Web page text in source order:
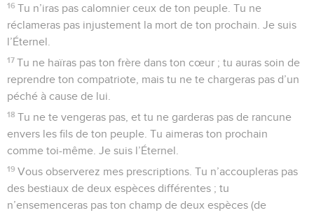
16 Tu n’iras pas calomnier ceux de ton peuple. Tu ne
réclameras pas injustement la mort de ton prochain. Je suis
l’Éternel.
17 Tu ne haïras pas ton frère dans ton cœur ; tu auras soin de
reprendre ton compatriote, mais tu ne te chargeras pas d’un
péché à cause de lui.
18 Tu ne te vengeras pas, et tu ne garderas pas de rancune
envers les fils de ton peuple. Tu aimeras ton prochain
comme toi-même. Je suis l’Éternel.
19 Vous observerez mes prescriptions. Tu n’accoupleras pas
des bestiaux de deux espèces différentes ; tu
n’ensemenceras pas ton champ de deux espèces (de